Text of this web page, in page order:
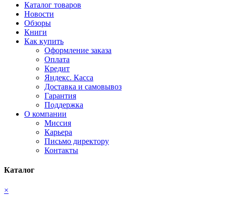
Каталог товаров
Новости
Обзоры
Книги
Как купить
Оформление заказа
Оплата
Кредит
Яндекс. Касса
Доставка и самовывоз
Гарантия
Поддержка
О компании
Миссия
Карьера
Письмо директору
Контакты
Каталог
×